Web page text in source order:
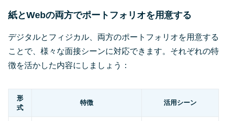
紙とWebの両方でポートフォリオを用意する
デジタルとフィジカル、両方のポートフォリオを用意する
ことで、様々な面接シーンに対応できます。それぞれの特
徴を活かした内容にしましょう：
形
式
特徴 活用シーン